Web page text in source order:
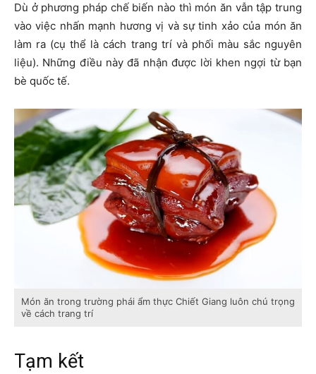
Dù ở phương pháp chế biến nào thì món ăn vẫn tập trung
vào việc nhấn mạnh hương vị và sự tinh xảo của món ăn
làm ra (cụ thể là cách trang trí và phối màu sắc nguyên
liệu). Những điều này đã nhận được lời khen ngợi từ bạn
bè quốc tế.
Món ăn trong trường phái ẩm thực Chiết Giang luôn chú trọng
về cách trang trí
Tạm kết